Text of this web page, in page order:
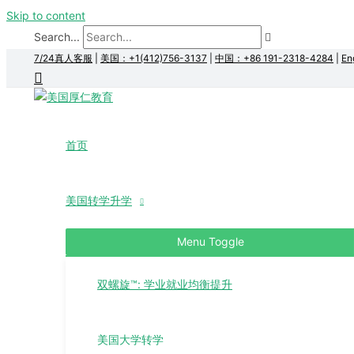
Skip to content
Search...
7/24真人客服 美国：+1(412)756-3137 中国：+86 191-2318-4284
首页
美国转学升学
Menu Toggle
双螺旋™: 学业就业均衡提升
美国大学转学